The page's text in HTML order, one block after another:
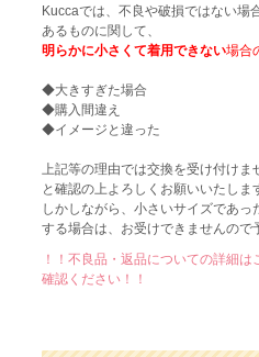
Kuccaでは、不良や破損ではない場
あるものに関して、
明らかに小さくて着用できない場合
◆大きすぎた場合
◆購入間違え
◆イメージと違った
上記等の理由では交換を受け付けま
と確認の上よろしくお願いいたしま
しかしながら、小さいサイズであ
する場合は、お受けできませんので
！！不良品・返品についての詳細
確認ください！！